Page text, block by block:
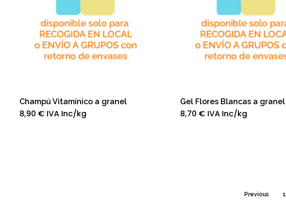
Champú Vitamínico a granel
8,90 € IVA Inc/kg
Gel Flores Blancas a granel
8,70 € IVA Inc/kg
Previous 1